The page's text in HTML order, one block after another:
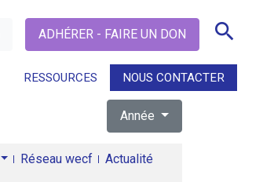
ADHÉRER - FAIRE UN DON search
RESSOURCES NOUS CONTACTER
search
Année
Réseau wecf Actualité